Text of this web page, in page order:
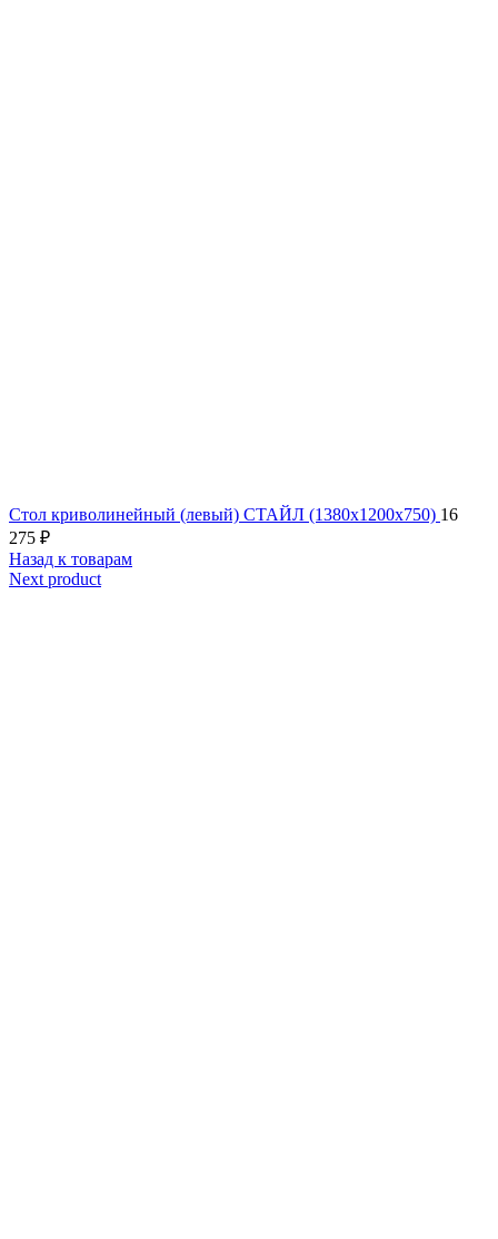
Стол криволинейный (левый) СТАЙЛ (1380х1200х750) 16
275 ₽
Назад к товарам
Next product